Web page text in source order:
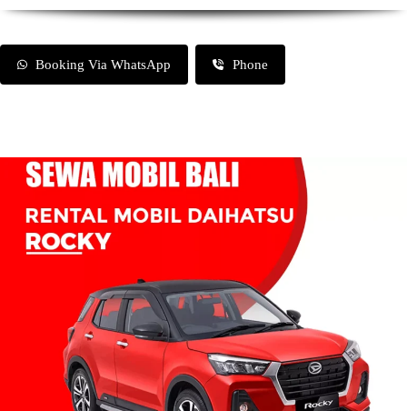
Booking Via WhatsApp Phone